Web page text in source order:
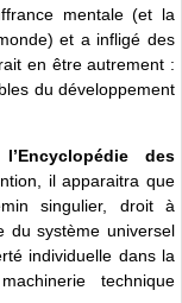
mentale (et la
et a infligé des
en être autrement :
du développement
l’Encyclopédie des
il apparaitra que
singulier, droit à
du système universel
individuelle dans la
technique